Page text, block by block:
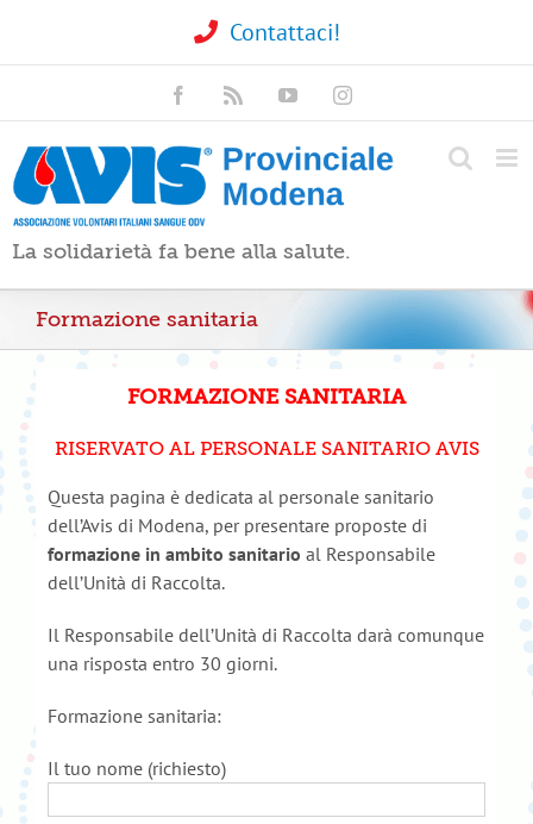
Contattaci!
La solidarietà fa bene alla salute.
Formazione sanitaria
FORMAZIONESANITARIA
RISERVATO AL PERSONALE SANITARIO AVIS
Questa pagina è dedicata al personale sanitario
dell’Avis di Modena, per presentare proposte di
formazione in ambito sanitario al Responsabile
dell’Unità di Raccolta.
Il Responsabile dell’Unità di Raccolta darà comunque
una risposta entro 30 giorni.
Formazione sanitaria:
Il tuo nome (richiesto)